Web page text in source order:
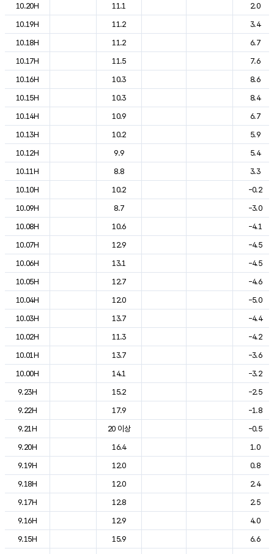
10.20H
11.1
2.0
10.19H
11.2
3.4
10.18H
11.2
6.7
10.17H
11.5
7.6
10.16H
10.3
8.6
10.15H
10.3
8.4
10.14H
10.9
6.7
10.13H
10.2
5.9
10.12H
9.9
5.4
10.11H
8.8
3.3
10.10H
10.2
-0.2
10.09H
8.7
-3.0
10.08H
10.6
-4.1
10.07H
12.9
-4.5
10.06H
13.1
-4.5
10.05H
12.7
-4.6
10.04H
12.0
-5.0
10.03H
13.7
-4.4
10.02H
11.3
-4.2
10.01H
13.7
-3.6
10.00H
14.1
-3.2
9.23H
15.2
-2.5
9.22H
17.9
-1.8
9.21H
20 이상
-0.5
9.20H
16.4
1.0
9.19H
12.0
0.8
9.18H
12.0
2.4
9.17H
12.8
2.5
9.16H
12.9
4.0
9.15H
15.9
6.6